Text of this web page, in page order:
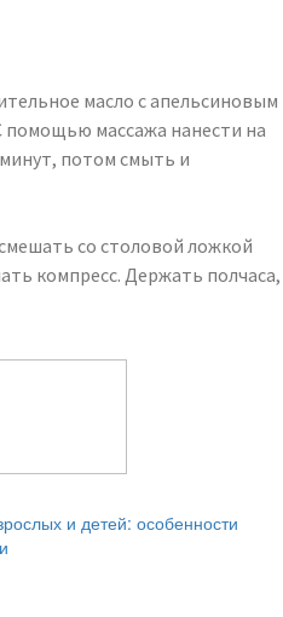
масло с апельсиновым
помощью массажа нанести на
потом смыть и
со столовой ложкой
компресс. Держать полчаса,
и детей: особенности